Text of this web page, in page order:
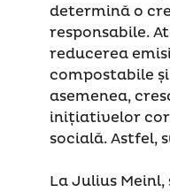
determină o
responsabile.
reducerea
compostabile
asemenea,
inițiativelor
socială. Astfel,
La Julius